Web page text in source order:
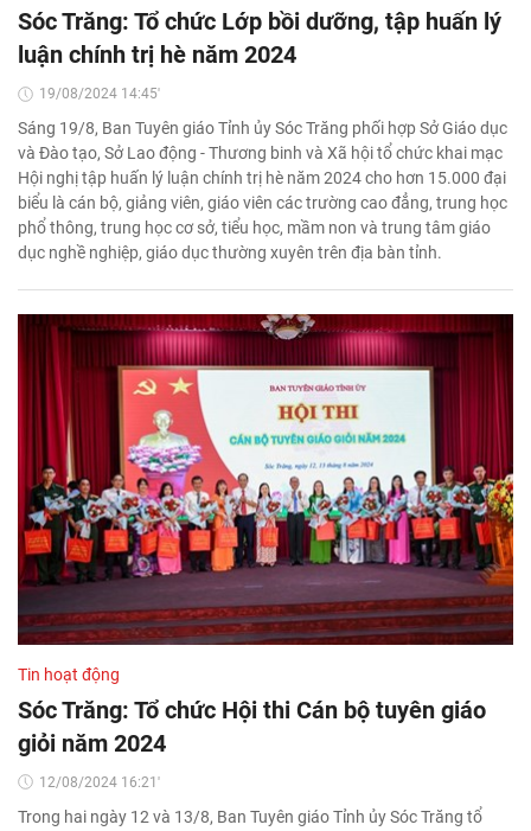
Sóc Trăng: Tổ chức Lớp bồi dưỡng, tập huấn lý
luận chính trị hè năm 2024
19/08/2024 14:45'
Sáng 19/8, Ban Tuyên giáo Tỉnh ủy Sóc Trăng phối hợp Sở Giáo dục
và Đào tạo, Sở Lao động - Thương binh và Xã hội tổ chức khai mạc
Hội nghị tập huấn lý luận chính trị hè năm 2024 cho hơn 15.000 đại
biểu là cán bộ, giảng viên, giáo viên các trường cao đẳng, trung học
phổ thông, trung học cơ sở, tiểu học, mầm non và trung tâm giáo
dục nghề nghiệp, giáo dục thường xuyên trên địa bàn tỉnh.
Tin hoạt động
Sóc Trăng: Tổ chức Hội thi Cán bộ tuyên giáo
giỏi năm 2024
12/08/2024 16:21'
Trong hai ngày 12 và 13/8, Ban Tuyên giáo Tỉnh ủy Sóc Trăng tổ